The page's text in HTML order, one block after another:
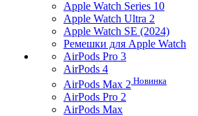
Apple Watch Series 10
Apple Watch Ultra 2
Apple Watch SE (2024)
Ремешки для Apple Watch
AirPods Pro 3
AirPods 4
AirPods Max 2 Новинка
AirPods Pro 2
AirPods Max